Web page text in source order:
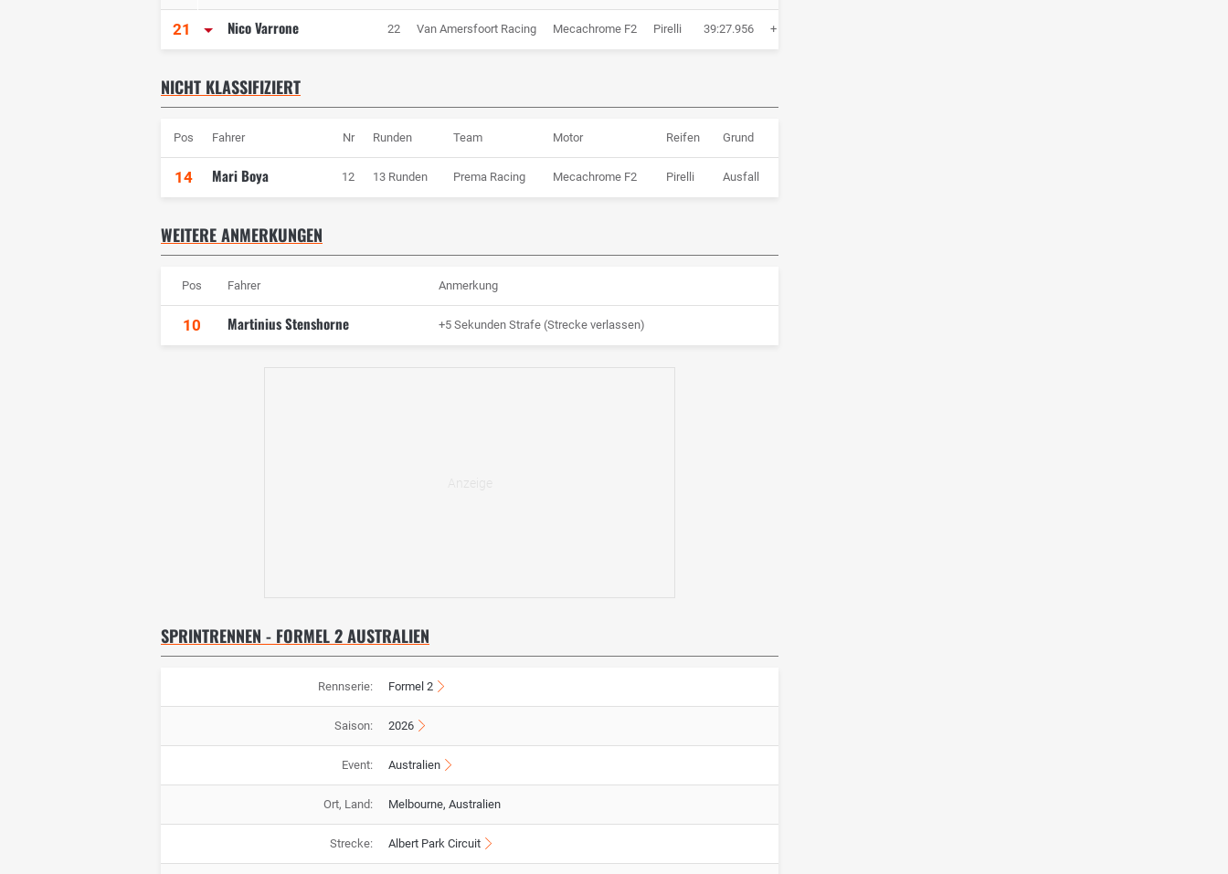
21 Nico Varrone 22 Van Amersfoort Racing Mecachrome F2 Pirelli 39:27.956 + 18.230
NICHT KLASSIFIZIERT
Pos Fahrer Nr Runden Team Motor Reifen Grund
14 Mari Boya 12 13 Runden Prema Racing Mecachrome F2 Pirelli Ausfall
WEITERE ANMERKUNGEN
Pos Fahrer Anmerkung
10 Martinius Stenshorne +5 Sekunden Strafe (Strecke verlassen)
SPRINTRENNEN - FORMEL 2 AUSTRALIEN
Rennserie: Formel 2
Saison: 2026
Event: Australien
Ort, Land: Melbourne, Australien
Strecke: Albert Park Circuit